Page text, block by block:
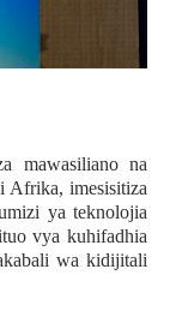
mawasiliano na
Afrika, imesisitiza
ya teknolojia
vya kuhifadhia
wa kidijitali